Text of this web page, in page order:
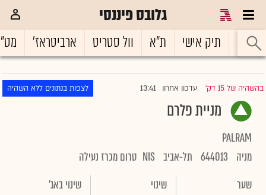
גלובס פיננסי
ראשי תיק אישי ת"א וול סטריט ארביטראז'
בהשהיה של 15 דק' |עדכון אחרון 13:41 לצפות בנתונים ללא השהיה
מניית פלרם
PALRAM
מניה
644013 תל-אביב NIS טרום מכרז נעילה
שער
שינוי שינוי באג'